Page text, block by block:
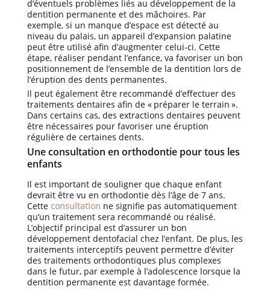
d’éventuels problèmes liés au développement de la
dentition permanente et des mâchoires. Par
exemple, si un manque d’espace est détecté au
niveau du palais, un appareil d’expansion palatine
peut être utilisé afin d’augmenter celui-ci. Cette
étape, réaliser pendant l’enfance, va favoriser un bon
positionnement de l’ensemble de la dentition lors de
l’éruption des dents permanentes.
Il peut également être recommandé d’effectuer des
traitements dentaires afin de « préparer le terrain ».
Dans certains cas, des extractions dentaires peuvent
être nécessaires pour favoriser une éruption
régulière de certaines dents.
Une consultation en orthodontie pour tous les
enfants
Il est important de souligner que chaque enfant
devrait être vu en orthodontie dès l’âge de 7 ans.
Cette consultation ne signifie pas automatiquement
qu’un traitement sera recommandé ou réalisé.
L’objectif principal est d’assurer un bon
développement dentofacial chez l’enfant. De plus, les
traitements interceptifs peuvent permettre d’éviter
des traitements orthodontiques plus complexes
dans le futur, par exemple à l’adolescence lorsque la
dentition permanente est davantage formée.